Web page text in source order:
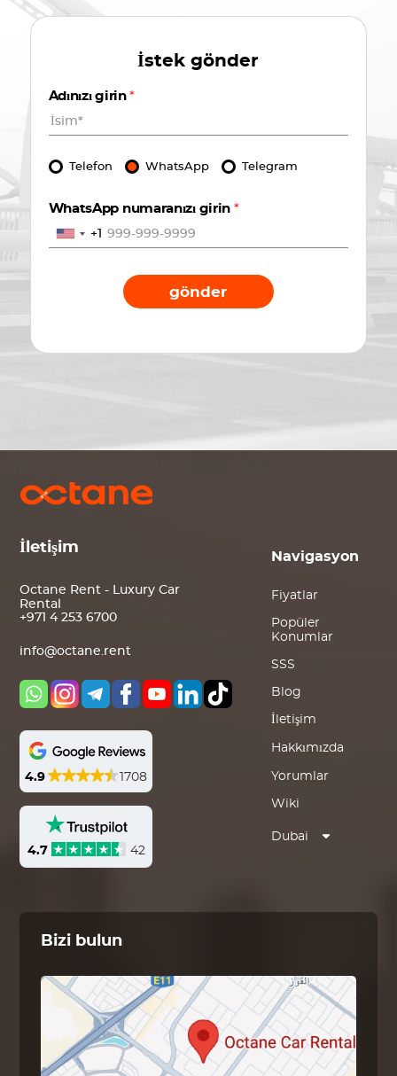
İstek gönder
Adınızı girin*
Telefon WhatsApp Telegram
WhatsApp numaranızı girin *
+1
gönder
İletişim
Octane Rent - Luxury Car
Rental
+971 4 253 6700
info@octane.rent
4.9 1708
4.7 42
Navigasyon
Fiyatlar
Popüler
Konumlar
SSS
Blog
İletişim
Hakkımızda
Yorumlar
Wiki
Dubai
Bizi bulun